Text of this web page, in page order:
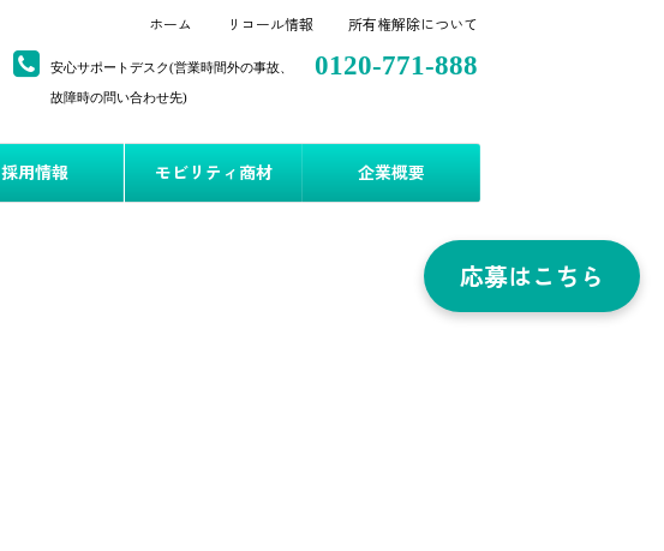
安心サポートデスク(営業時間外の事故、
故障時の問い合わせ先)
0120-771-888
採用情報 モビリティ商材 企業概要
ホーム リコール情報 所有権解除について
応募はこちら